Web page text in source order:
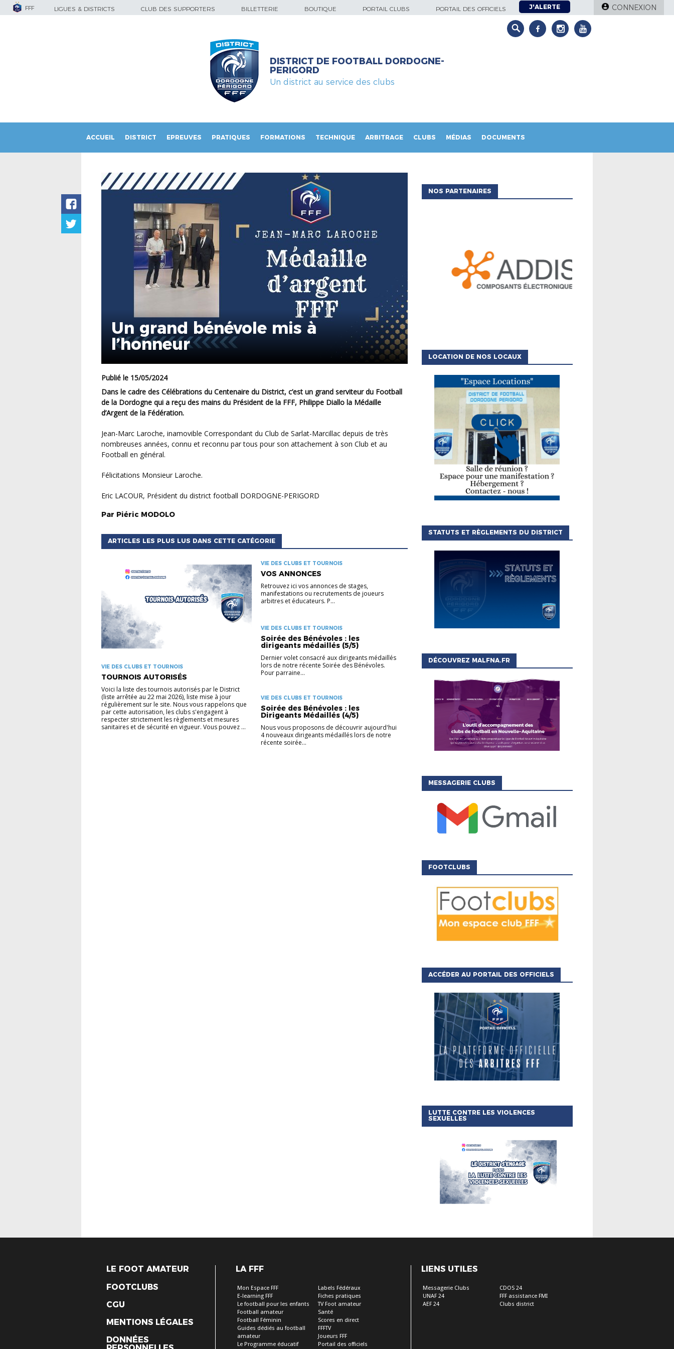
FFF LIGUES & DISTRICTS CLUB DES SUPPORTERS BILLETTERIE BOUTIQUE PORTAIL CLUBS PORTAIL DES OFFICIELS J'ALERTE CONNEXION
DISTRICT DE FOOTBALL DORDOGNE-
PERIGORD
Un district au service des clubs
ACCUEIL DISTRICT EPREUVES PRATIQUES FORMATIONS TECHNIQUE ARBITRAGE CLUBS MÉDIAS DOCUMENTS
Un grand bénévole mis à
l’honneur
Publié le 15/05/2024
Dans le cadre des Célébrations du Centenaire du District, c’est un grand serviteur du Football
de la Dordogne qui a reçu des mains du Président de la FFF, Philippe Diallo la Médaille
d’Argent de la Fédération.
Jean-Marc Laroche, inamovible Correspondant du Club de Sarlat-Marcillac depuis de très
nombreuses années, connu et reconnu par tous pour son attachement à son Club et au
Football en général.
Félicitations Monsieur Laroche.
Eric LACOUR, Président du district football DORDOGNE-PERIGORD
Par Piéric MODOLO
ARTICLES LES PLUS LUS DANS CETTE CATÉGORIE
VIE DES CLUBS ET TOURNOIS
TOURNOIS AUTORISÉS
Voici la liste des tournois autorisés par le District
(liste arrêtée au 22 mai 2026), liste mise à jour
régulièrement sur le site. Nous vous rappelons que
par cette autorisation, les clubs s'engagent à
respecter strictement les règlements et mesures
sanitaires et de sécurité en vigueur. Vous pouvez ...
VIE DES CLUBS ET TOURNOIS
VOS ANNONCES
Retrouvez ici vos annonces de stages,
manifestations ou recrutements de joueurs
arbitres et éducateurs. P...
VIE DES CLUBS ET TOURNOIS
Soirée des Bénévoles : les
dirigeants médaillés (5/5)
Dernier volet consacré aux dirigeants médaillés
lors de notre récente Soirée des Bénévoles.
Pour parraine...
VIE DES CLUBS ET TOURNOIS
Soirée des Bénévoles : les
Dirigeants Médaillés (4/5)
Nous vous proposons de découvrir aujourd'hui
4 nouveaux dirigeants médaillés lors de notre
récente soirée...
NOS PARTENAIRES
LOCATION DE NOS LOCAUX
STATUTS ET RÈGLEMENTS DU DISTRICT
DÉCOUVREZ MALFNA.FR
MESSAGERIE CLUBS
FOOTCLUBS
ACCÉDER AU PORTAIL DES OFFICIELS
LUTTE CONTRE LES VIOLENCES
SEXUELLES
LE FOOT AMATEUR
FOOTCLUBS
CGU
MENTIONS LÉGALES
DONNÉES
LA FFF
Mon Espace FFF
E-learning FFF
Le football pour les enfants
Football amateur
Football Féminin
Guides dédiés au football
amateur
Le Programme éducatif
Labels Fédéraux
Fiches pratiques
TV Foot amateur
Santé
Scores en direct
FFFTV
Joueurs FFF
Portail des officiels
LIENS UTILES
Messagerie Clubs
UNAF 24
AEF 24
CDOS 24
FFF assistance FMI
Clubs district